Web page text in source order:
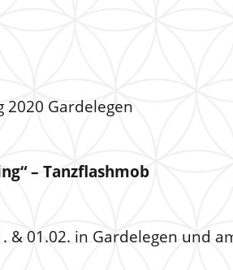
2020 Gardelegen
– Tanzflashmob
& 01.02. in Gardelegen und